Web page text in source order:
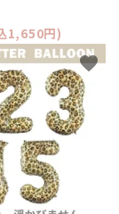
1,650円)
favorite